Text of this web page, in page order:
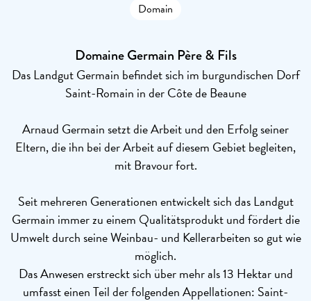
Domain
Domaine Germain Père & Fils
Das Landgut Germain befindet sich im burgundischen Dorf
Saint-Romain in der Côte de Beaune
Arnaud Germain setzt die Arbeit und den Erfolg seiner
Eltern, die ihn bei der Arbeit auf diesem Gebiet begleiten,
mit Bravour fort.
Seit mehreren Generationen entwickelt sich das Landgut
Germain immer zu einem Qualitätsprodukt und fördert die
Umwelt durch seine Weinbau- und Kellerarbeiten so gut wie
möglich.
Das Anwesen erstreckt sich über mehr als 13 Hektar und
umfasst einen Teil der folgenden Appellationen: Saint-